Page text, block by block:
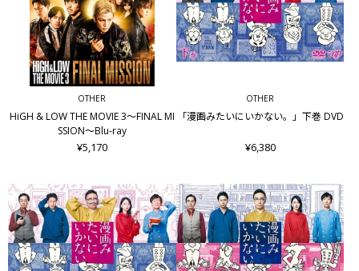
OTHER
HiGH & LOW THE MOVIE 3～FINAL MI
SSION～Blu-ray
¥5,170
OTHER
「漫画みたいにいかない。」下巻 DVD
¥6,380